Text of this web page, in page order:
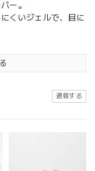
ー。
くいジェルで、目に
通報する